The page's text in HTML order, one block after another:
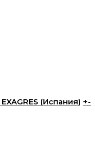
(Испания) +-